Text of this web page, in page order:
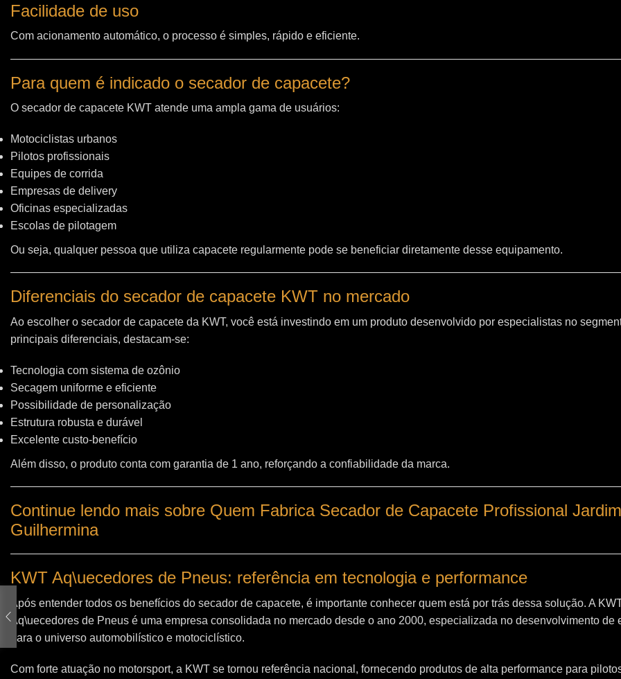
Facilidade de uso
Com acionamento automático, o processo é simples, rápido e eficiente.
Para quem é indicado o secador de capacete?
O secador de capacete KWT atende uma ampla gama de usuários:
Motociclistas urbanos
Pilotos profissionais
Equipes de corrida
Empresas de delivery
Oficinas especializadas
Escolas de pilotagem
Ou seja, qualquer pessoa que utiliza capacete regularmente pode se beneficiar diretamente desse equipamento.
Diferenciais do secador de capacete KWT no mercado
Ao escolher o secador de capacete da KWT, você está investindo em um produto desenvolvido por especialistas no
principais diferenciais, destacam-se:
Tecnologia com sistema de ozônio
Secagem uniforme e eficiente
Possibilidade de personalização
Estrutura robusta e durável
Excelente custo-benefício
Além disso, o produto conta com garantia de 1 ano, reforçando a confiabilidade da marca.
Continue lendo mais sobre Quem Fabrica Secador de Capacete Profissional Jardim
Guilhermina
KWT Aq\uecedores de Pneus: referência em tecnologia e performance
Após entender todos os benefícios do secador de capacete, é importante conhecer quem está por trás dessa solução. A
Aq\uecedores de Pneus é uma empresa consolidada no mercado desde o ano 2000, especializada no desenvolvimento de
para o universo automobilístico e motociclístico.
Com forte atuação no motorsport, a KWT se tornou referência nacional, fornecendo produtos de alta performance para